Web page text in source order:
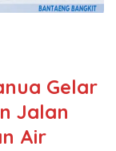
Gelar
Jalan
Air